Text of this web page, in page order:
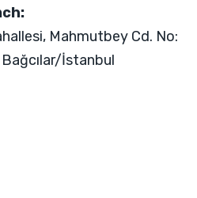
Mahmutbey Cd. No:
İstanbul